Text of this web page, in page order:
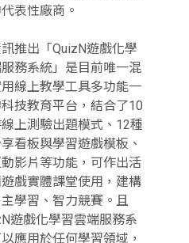
表性廠商。
推出「QuizN遊戲化學
務系統」是目前唯一混
線上教學工具多功能一
技教育平台，結合了10
上測驗出題模式、12種
看板與學習遊戲模板、
影片等功能，可作出活
戲實體課堂使用，建構
學習、智力競賽。且
遊戲化學習雲端服務系
應用於任何學習領域，